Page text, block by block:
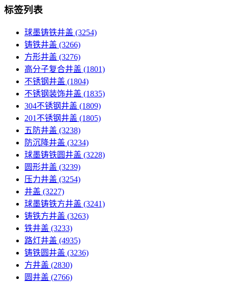
标签列表
球墨铸铁井盖 (3254)
铸铁井盖 (3266)
方形井盖 (3276)
高分子复合井盖 (1801)
不锈钢井盖 (1804)
不锈钢装饰井盖 (1835)
304不锈钢井盖 (1809)
201不锈钢井盖 (1805)
五防井盖 (3238)
防沉降井盖 (3234)
球墨铸铁圆井盖 (3228)
圆形井盖 (3239)
压力井盖 (3254)
井盖 (3227)
球墨铸铁方井盖 (3241)
铸铁方井盖 (3263)
铁井盖 (3233)
路灯井盖 (4935)
铸铁圆井盖 (3236)
方井盖 (2830)
圆井盖 (2766)